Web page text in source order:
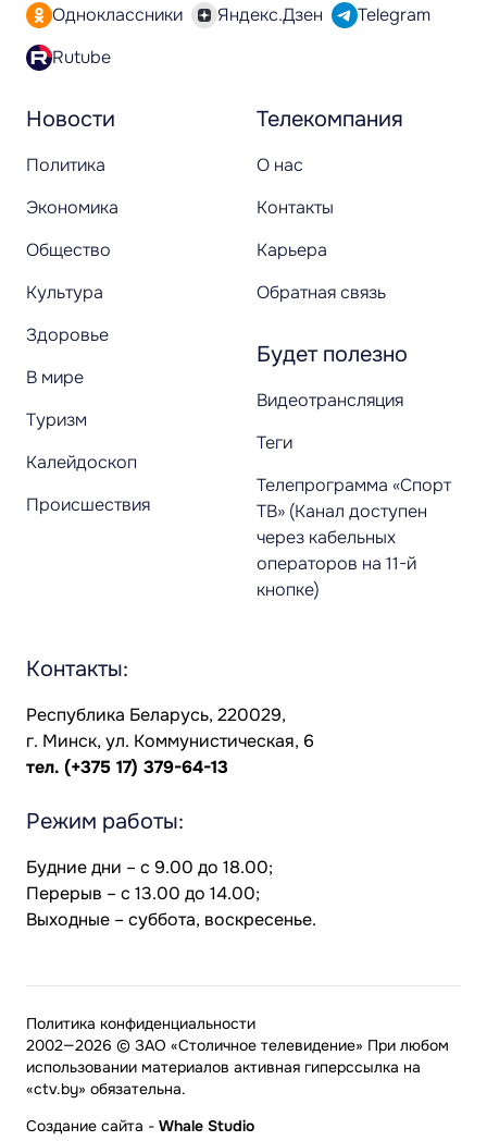
Новости
Политика
Экономика
Общество
Культура
Здоровье
В мире
Туризм
Калейдоскоп
Происшествия
Телекомпания
О нас
Контакты
Карьера
Обратная связь
Будет полезно
Видеотрансляция
Теги
Телепрограмма «Спорт
ТВ» (Канал доступен
через кабельных
операторов на 11-й
кнопке)
Одноклассники
Яндекс.Дзен
Telegram
Rutube
Контакты:
Республика Беларусь, 220029,
г. Минск, ул. Коммунистическая, 6
тел. (+375 17) 379-64-13
Режим работы:
Будние дни – с 9.00 до 18.00;
Перерыв – с 13.00 до 14.00;
Выходные – суббота, воскресенье.
2002—2026 © ЗАО «Столичное телевидение» При любом
использовании материалов активная гиперссылка на
«ctv.by» обязательна.
Политика конфиденциальности
Создание сайта - Whale Studio